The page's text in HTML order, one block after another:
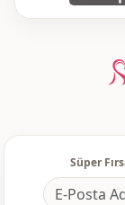
Süper